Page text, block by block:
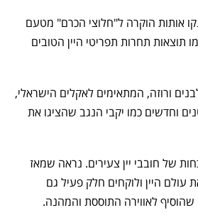
אותות הוקרה ל"חלוצי הכרם" מטעם
תוצאות תחרות תפריטי היין הטובים
ורוזה, המתאימים לאקלים הישראלי,
וחדשים כמו יקבי הנגב שהציגו את
של חובבי יין צעירים. נראה שמאז
עולם היין ולוקחים חלק פעיל גם
לאווירה התוססת והמהנה.